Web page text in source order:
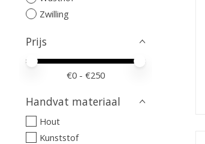
Zwilling
Prijs
Minimale prijswaarde
Price maximum value
€0 - €250
Handvat materiaal
Hout
Kunststof